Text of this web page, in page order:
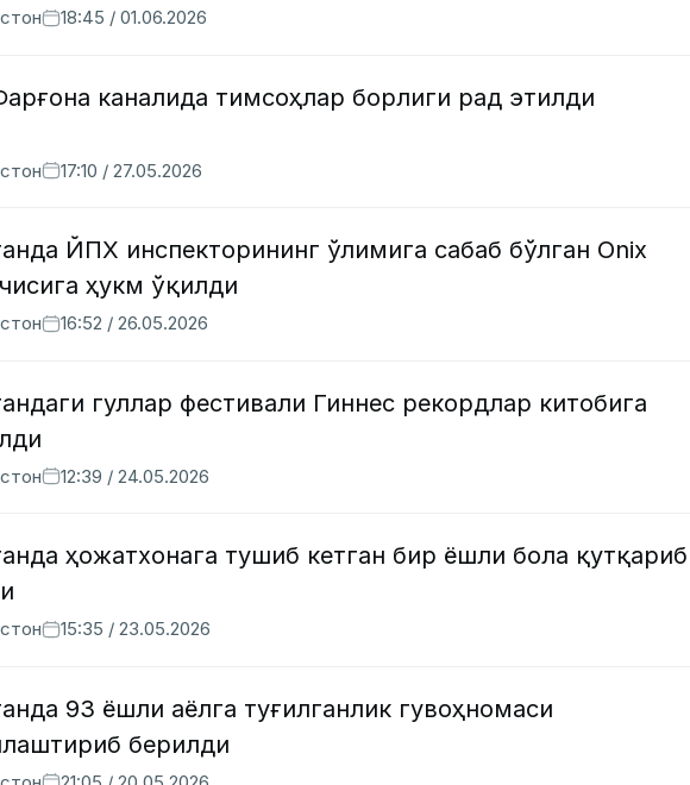
18:45 / 01.06.2026
каналида тимсоҳлар борлиги рад этилди
17:10 / 27.05.2026
ЙПХ инспекторининг ўлимига сабаб бўлган Onix
ҳукм ўқилди
16:52 / 26.05.2026
гуллар фестивали Гиннес рекордлар китобига
12:39 / 24.05.2026
ҳожатхонага тушиб кетган бир ёшли бола қутқариб
15:35 / 23.05.2026
93 ёшли аёлга туғилганлик гувоҳномаси
берилди